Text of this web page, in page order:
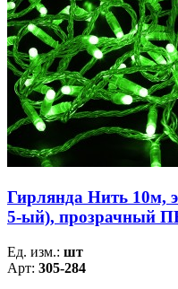
Гирлянда Нить 10м,
5-ый), прозрачный
Ед. изм.: шт
Арт: 305-284